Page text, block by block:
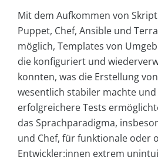
Mit dem Aufkommen von
Puppet, Chef, Ansible und
möglich, Templates von
die konfiguriert und
konnten, was die Erstellung
wesentlich stabiler machte
erfolgreichere Tests
das Sprachparadigma,
und Chef, für funktionale oder
Entwickler:innen extrem